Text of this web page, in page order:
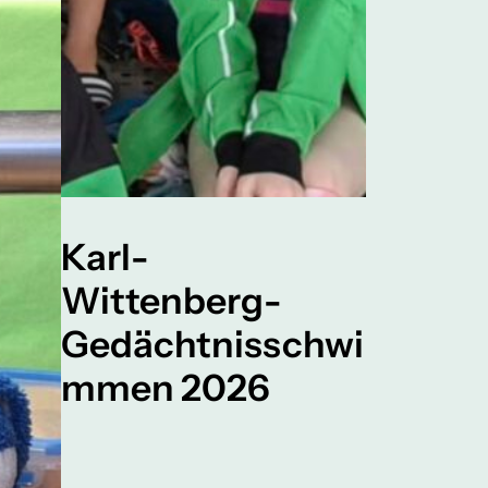
Karl-
Wittenberg-
Gedächtnisschwi
mmen 2026